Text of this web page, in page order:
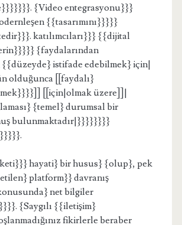
{Video entegrasyonu}}}
{{tasarımını}}}}}
katılımcıları}}} {{dijital
{faydalarından
istifade edebilmek} için|
olduğunca [[faydalı}
[[için|olmak üzere]]|
{temel} durumsal bir
bulunmaktadır|}}}}}}}}
hayati} bir husus} {olup}, pek
platform}} davranış
net bilgiler
{Saygılı {{iletişim}
fikirlerle beraber